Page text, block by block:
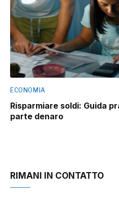
ECONOMIA
Risparmiare soldi: Guida
parte denaro
RIMANI IN CONTATTO